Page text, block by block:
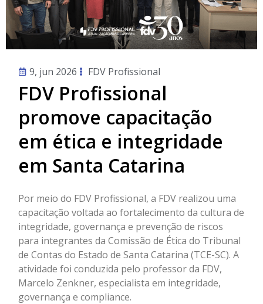
9, jun 2026 FDV Profissional
FDV Profissional
promove capacitação
em ética e integridade
em Santa Catarina
Por meio do FDV Profissional, a FDV realizou uma
capacitação voltada ao fortalecimento da cultura de
integridade, governança e prevenção de riscos
para integrantes da Comissão de Ética do Tribunal
de Contas do Estado de Santa Catarina (TCE-SC). A
atividade foi conduzida pelo professor da FDV,
Marcelo Zenkner, especialista em integridade,
governança e compliance.